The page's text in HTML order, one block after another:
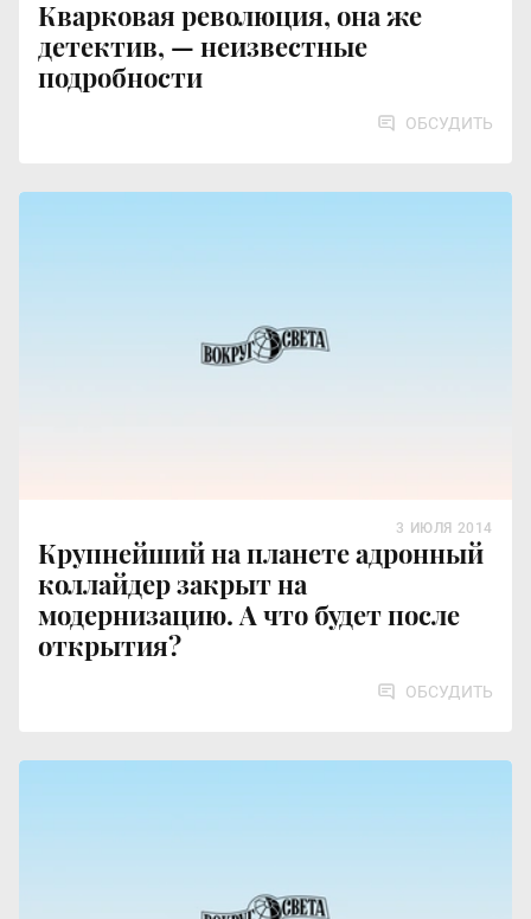
Кварковая революция, она же
детектив, — неизвестные
подробности
ОБСУДИТЬ
Крупнейший на планете адронный
коллайдер закрыт на
модернизацию. А что будет после
открытия?
3 ИЮЛЯ 2014
ОБСУДИТЬ